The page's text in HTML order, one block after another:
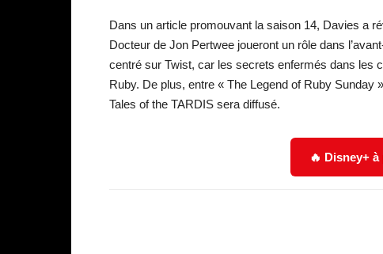
Dans un article promouvant la saison 14, Davies a
Docteur de Jon Pertwee joueront un rôle dans
centré sur Twist, car les secrets enfermés dans les
Ruby. De plus, entre « The Legend of Ruby Sunday
Tales of the TARDIS sera diffusé.
🔥 Disney+